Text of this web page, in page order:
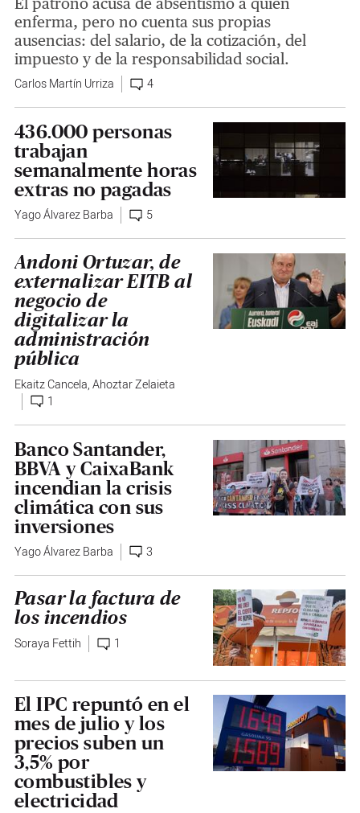
enferma, pero no cuenta sus propias
ausencias: del salario, de la cotización, del
impuesto y de la responsabilidad social.
Carlos Martín Urriza 4
436.000 personas
trabajan
semanalmente horas
extras no pagadas
Yago Álvarez Barba 5
Andoni Ortuzar, de
externalizar EITB al
negocio de
digitalizar la
administración
pública
Ekaitz Cancela,Ahoztar Zelaieta
1
Banco Santander,
BBVA y CaixaBank
incendian la crisis
climática con sus
inversiones
Yago Álvarez Barba 3
Pasar la factura de
los incendios
Soraya Fettih 1
El IPC repuntó en el
mes de julio y los
precios suben un
3,5% por
combustibles y
electricidad